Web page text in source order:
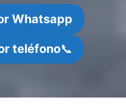
Whatsapp
teléfono📞